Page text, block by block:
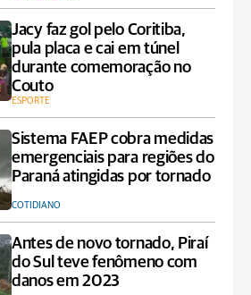
Jacy faz gol pelo Coritiba,
pula placa e cai em túnel
durante comemoração no
Couto
ESPORTE
Sistema FAEP cobra medidas
emergenciais para regiões do
Paraná atingidas por tornado
COTIDIANO
Antes de novo tornado, Piraí
do Sul teve fenômeno com
danos em 2023